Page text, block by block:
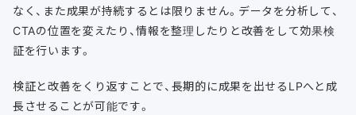
なく、また成果が持続するとは限りません。データを分析して、
CTAの位置を変えたり、情報を整理したりと改善をして効果検
証を行います。
検証と改善をくり返すことで、長期的に成果を出せるLPへと成
長させることが可能です。